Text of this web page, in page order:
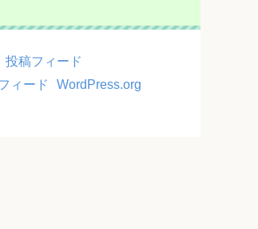
投稿フィード
ィード
WordPress.org